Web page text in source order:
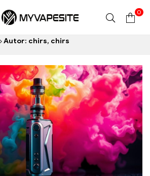
Myvapesite.de
0
Autor: chirs, chirs